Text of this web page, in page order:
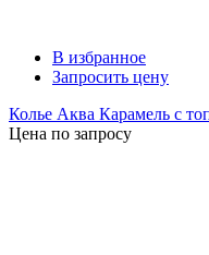
В избранное
Запросить цену
Колье Аква Карамель с
Цена по запросу